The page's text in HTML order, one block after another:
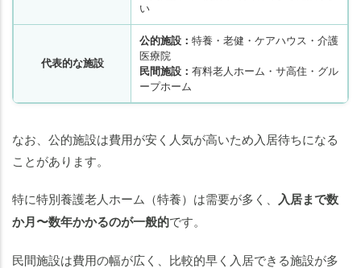
い
代表的な施設
公的施設： 特養・老健・ケアハウス・介護
医療院
民間施設： 有料老人ホーム・サ高住・グル
ープホーム
なお、公的施設は費用が安く人気が高いため入居待ちになる
ことがあります。
特に特別養護老人ホーム（特養）は需要が多く、 入居まで数
か月〜数年かかるのが一般的です。
民間施設は費用の幅が広く、比較的早く入居できる施設が多